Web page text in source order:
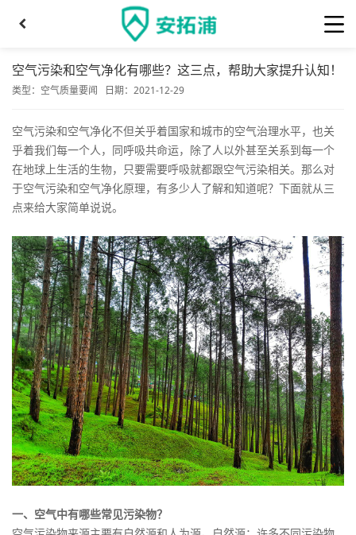
空气污染和空气净化有哪些？这三点，帮助大家提升认知！
类型： 空气质量要闻 日期：2021-12-29
空气污染和空气净化不但关乎着国家和城市的空气治理水平，也关
乎着我们每一个人，同呼吸共命运，除了人以外甚至关系到每一个
在地球上生活的生物，只要需要呼吸就都跟空气污染相关。那么对
于空气污染和空气净化原理，有多少人了解和知道呢？下面就从三
点来给大家简单说说。
一、空气中有哪些常见污染物？